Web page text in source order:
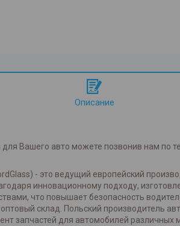
Описание
для Вашего авто можете позвонив нам по
- это ведущий европейский
инновационному подходу,
что повышает безопасность
склад. Польский производитель
запчастей для автомобилей различных